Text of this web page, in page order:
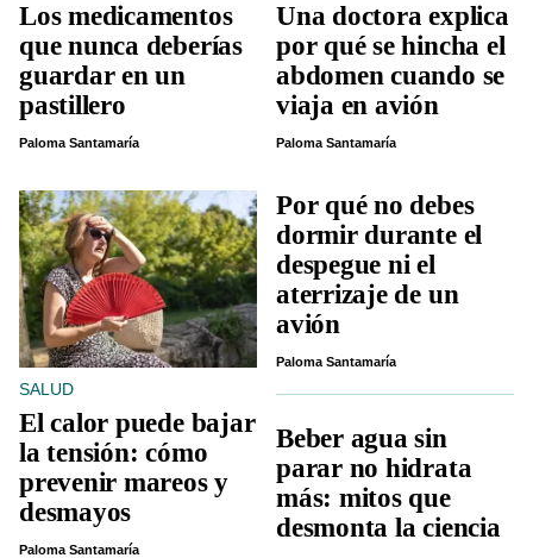
Los medicamentos
que nunca deberías
guardar en un
pastillero
Paloma Santamaría
Una doctora explica
por qué se hincha el
abdomen cuando se
viaja en avión
Paloma Santamaría
SALUD
El calor puede bajar
la tensión: cómo
prevenir mareos y
desmayos
Paloma Santamaría
Por qué no debes
dormir durante el
despegue ni el
aterrizaje de un
avión
Paloma Santamaría
Beber agua sin
parar no hidrata
más: mitos que
desmonta la ciencia